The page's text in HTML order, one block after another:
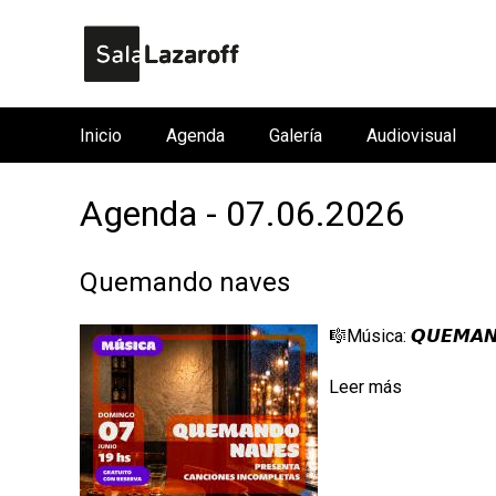
Agenda - 07.06.2026
Quemando naves
🎼Música:
Leer más
n
p
i
n
c
i
p
Inicio Agenda Galería Audiovisual